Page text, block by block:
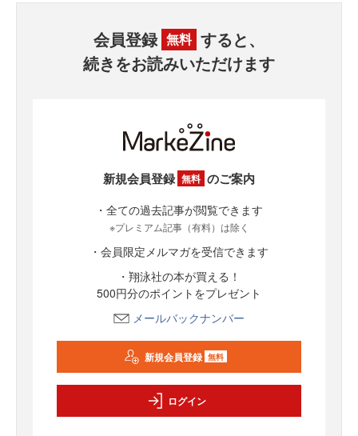
会員登録 無料 すると、
続きをお読みいただけます
新規会員登録 無料 のご案内
・全ての過去記事が閲覧できます
※プレミアム記事（有料）は除く
・会員限定メルマガを受信できます
・翔泳社の本が買える！
500円分のポイントをプレゼント
メールバックナンバー
新規会員登録 無料
ログイン